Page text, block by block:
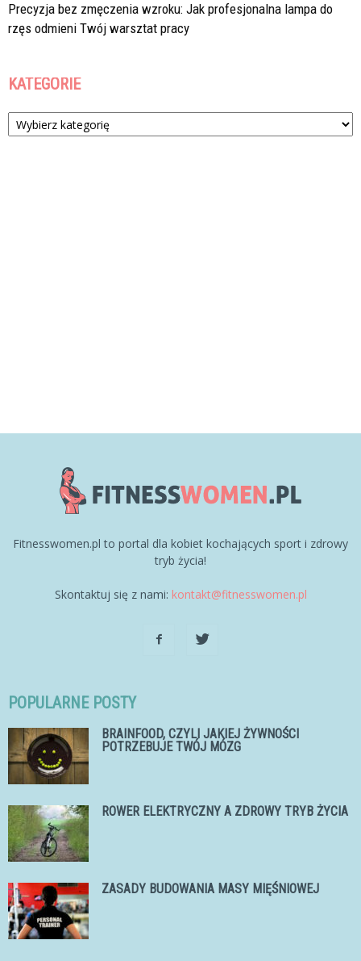
Precyzja bez zmęczenia wzroku: Jak profesjonalna lampa do
rzęs odmieni Twój warsztat pracy
KATEGORIE
Kategorie
Fitnesswomen.pl to portal dla kobiet kochających sport i zdrowy
tryb życia!
Skontaktuj się z nami: kontakt@fitnesswomen.pl
POPULARNE POSTY
BRAINFOOD, CZYLI JAKIEJ ŻYWNOŚCI
POTRZEBUJE TWÓJ MÓZG
ROWER ELEKTRYCZNY A ZDROWY TRYB ŻYCIA
ZASADY BUDOWANIA MASY MIĘŚNIOWEJ